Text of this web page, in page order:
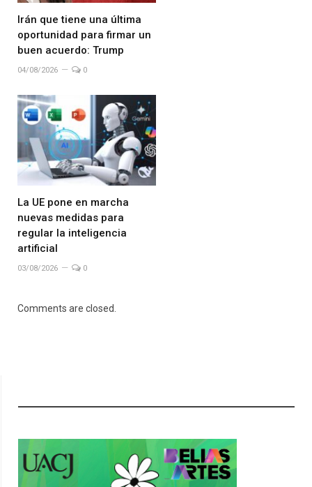
Irán que tiene una última
oportunidad para firmar un
buen acuerdo: Trump
04/08/2026 0
La UE pone en marcha
nuevas medidas para
regular la inteligencia
artificial
03/08/2026 0
Comments are closed.